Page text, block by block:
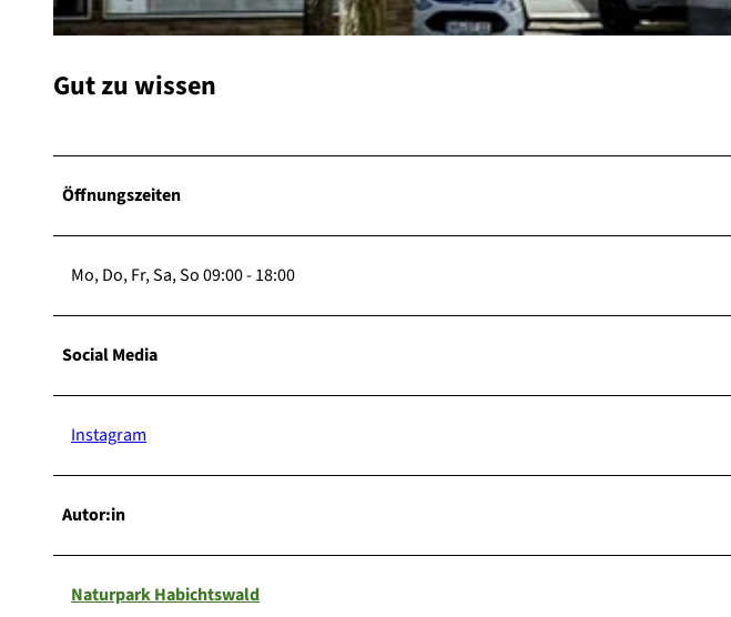
Gut zu wissen
Öffnungszeiten
Mo, Do, Fr, Sa, So 09:00 - 18:00
Social Media
Instagram
Autor:in
Naturpark Habichtswald